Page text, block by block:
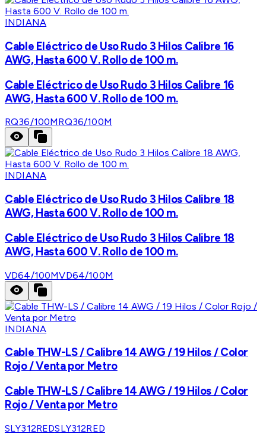
INDIANA
Cable Eléctrico de Uso Rudo 3 Hilos Calibre 16
AWG, Hasta 600 V. Rollo de 100 m.
Cable Eléctrico de Uso Rudo 3 Hilos Calibre 16
AWG, Hasta 600 V. Rollo de 100 m.
RQ36/100MRQ36/100M
INDIANA
Cable Eléctrico de Uso Rudo 3 Hilos Calibre 18
AWG, Hasta 600 V. Rollo de 100 m.
Cable Eléctrico de Uso Rudo 3 Hilos Calibre 18
AWG, Hasta 600 V. Rollo de 100 m.
VD64/100MVD64/100M
INDIANA
Cable THW-LS / Calibre 14 AWG / 19 Hilos / Color
Rojo / Venta por Metro
Cable THW-LS / Calibre 14 AWG / 19 Hilos / Color
Rojo / Venta por Metro
SLY312REDSLY312RED